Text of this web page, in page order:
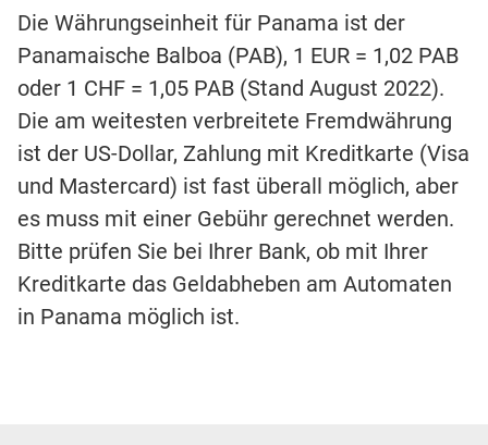
Die Währungseinheit für Panama ist der
Panamaische Balboa (PAB), 1 EUR = 1,02 PAB
oder 1 CHF = 1,05 PAB (Stand August 2022).
Die am weitesten verbreitete Fremdwährung
ist der US-Dollar, Zahlung mit Kreditkarte (Visa
und Mastercard) ist fast überall möglich, aber
es muss mit einer Gebühr gerechnet werden.
Bitte prüfen Sie bei Ihrer Bank, ob mit Ihrer
Kreditkarte das Geldabheben am Automaten
in Panama möglich ist.